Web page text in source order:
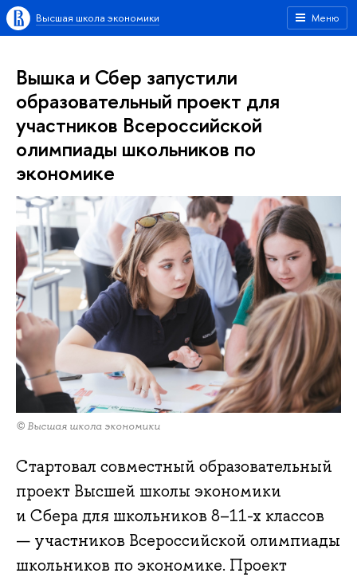
Меню
Высшая школа экономики
Вышка и Сбер запустили
образовательный проект для
участников Всероссийской
олимпиады школьников по
экономике
© Высшая школа экономики
Стартовал совместный образовательный
проект Высшей школы экономики
и Сбера для школьников 8–11-х классов
— участников Всероссийской олимпиады
школьников по экономике. Проект